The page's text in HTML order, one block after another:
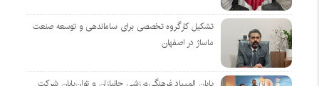
تشکیل کارگروه تخصصی برای ساماندهی و توسعه صنعت
ماساژ در اصفهان